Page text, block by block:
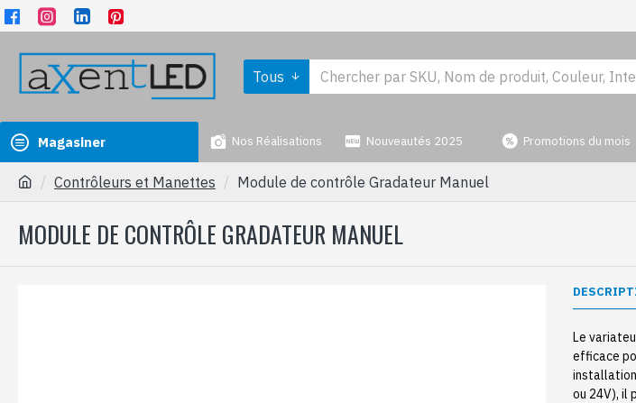
Tous
Magasiner Nos Réalisations Nouveautés 2025 Promotions du mois
Contrôleurs et Manettes Module de contrôle Gradateur Manuel
MODULE DE CONTRÔLE GRADATEUR MANUEL
Le
efficace
ou 24V), il